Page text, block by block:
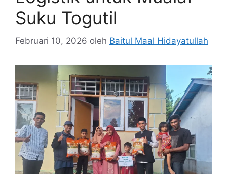
Suku Togutil
Februari 10, 2026 oleh Baitul Maal Hidayatullah